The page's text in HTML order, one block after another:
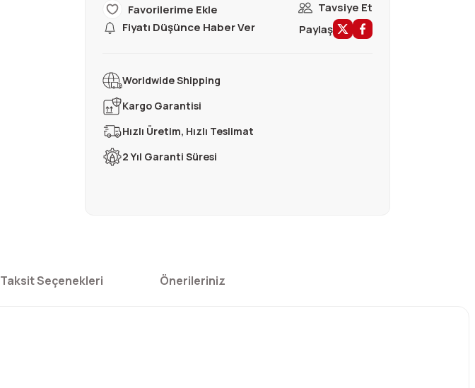
Tavsiye Et
Fiyatı Düşünce Haber Ver
Paylaş
Worldwide Shipping
Kargo Garantisi
Hızlı Üretim, Hızlı Teslimat
2 Yıl Garanti Süresi
Taksit Seçenekleri Önerileriniz